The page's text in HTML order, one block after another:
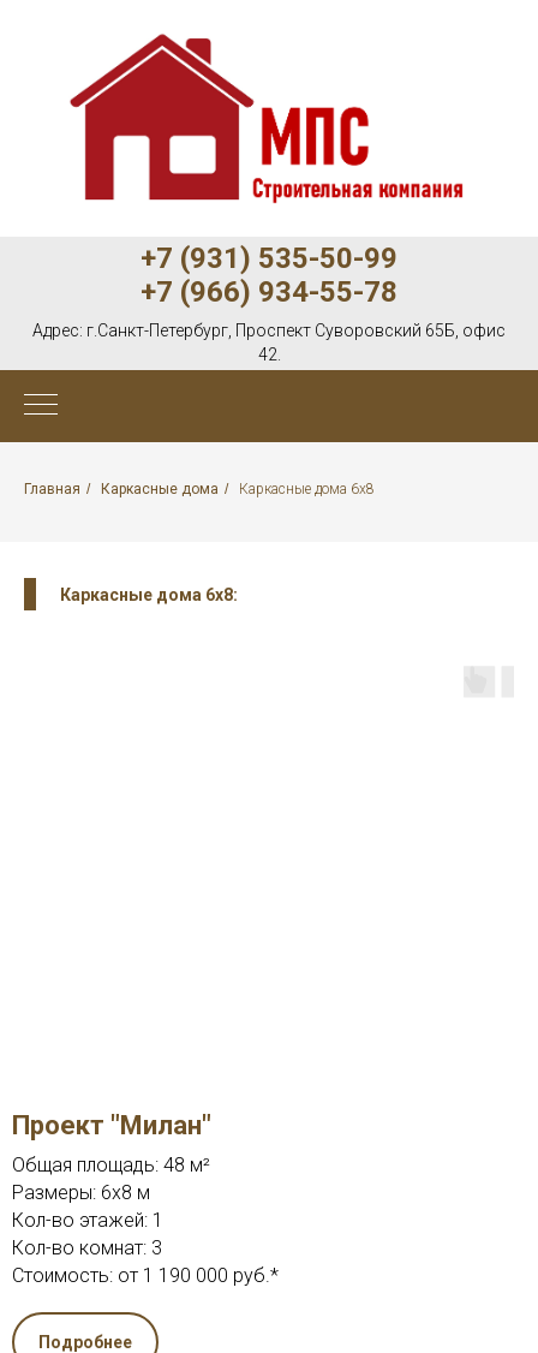
+7 (931) 535-50-99
+7 (966) 934-55-78
Адрес: г.Санкт-Петербург, Проспект Суворовский 65Б, офис
42.
Главная / Каркасные дома / Каркасные дома 6х8
Каркасные дома 6х8:
Проект "Милан"
Общая площадь: 48 м²
Размеры: 6x8 м
Кол-во этажей: 1
Кол-во комнат: 3
Стоимость: от 1 190 000 руб.*
Подробнее